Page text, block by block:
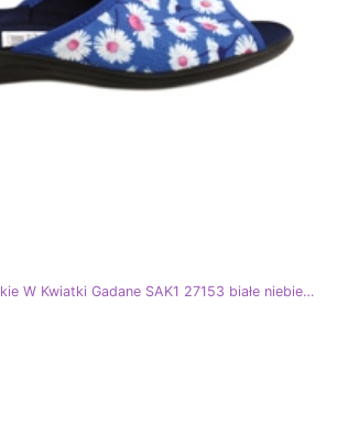
Adanex Kapcie Damskie W Kwiatki Gadane SAK1 27153 białe niebieskie różowe